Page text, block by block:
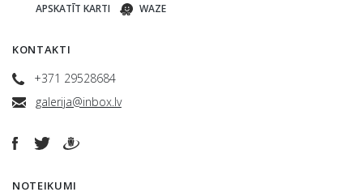
APSKATĪT KARTI WAZE
KONTAKTI
+371 29528684
galerija@inbox.lv
NOTEIKUMI